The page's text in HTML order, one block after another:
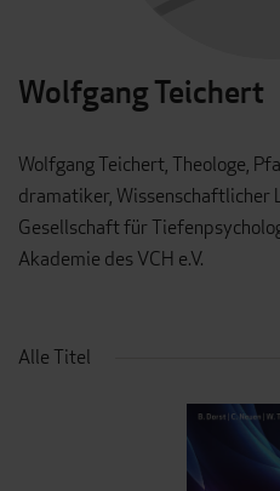
Wolfgang Teichert
Wolfgang Teichert, Theologe,
dramatiker, Wissenschaftlicher
Gesellschaft für
Akademie des VCH e.V.
Alle Titel